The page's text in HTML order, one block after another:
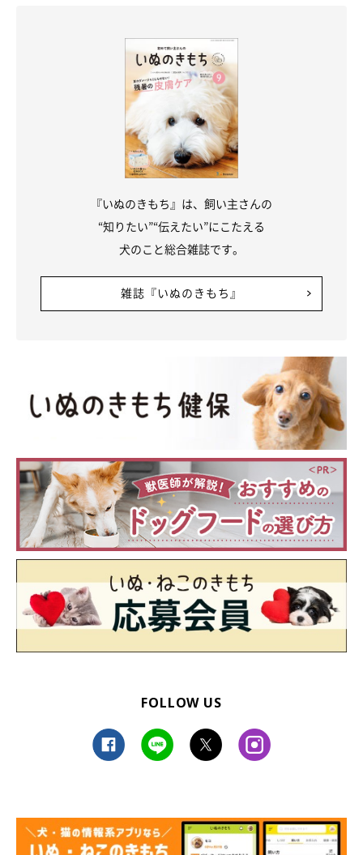
『いぬのきもち』は、飼い主さんの
“知りたい”“伝えたい”にこたえる
犬のこと総合雑誌です。
雑誌『いぬのきもち』
FOLLOW US